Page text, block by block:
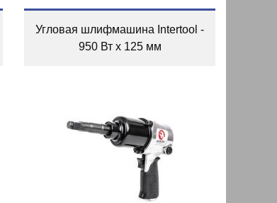
Угловая шлифмашина Intertool -
950 Вт x 125 мм